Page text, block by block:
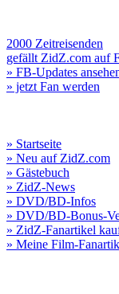
2000 Zeitreisenden
gefällt ZidZ.com auf
» FB-Updates
» jetzt Fan werden
» Startseite
» Neu auf ZidZ.com
» Gästebuch
» ZidZ-News
» DVD/BD-Infos
» DVD/BD-Bonus-
» ZidZ-Fanartikel
» Meine Film-